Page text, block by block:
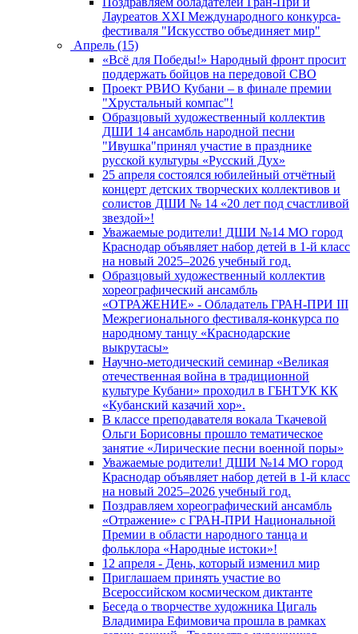
Лауреатов XXI Международного конкурса-
фестиваля "Искусство объединяет мир"
Апрель (15)
«Всё для Победы!» Народный фронт просит
поддержать бойцов на передовой СВО
Проект РВИО Кубани – в финале премии
"Хрустальный компас"!
Образцовый художественный коллектив
ДШИ 14 ансамбль народной песни
"Ивушка"принял участие в празднике
русской культуры «Русский Дух»
25 апреля состоялся юбилейный отчётный
концерт детских творческих коллективов и
солистов ДШИ № 14 «20 лет под счастливой
звездой»!
Уважаемые родители! ДШИ №14 МО город
Краснодар объявляет набор детей в 1-й класс
на новый 2025–2026 учебный год.
Образцовый художественный коллектив
хореографический ансамбль
«ОТРАЖЕНИЕ» - Обладатель ГРАН-ПРИ III
Межрегионального фестиваля-конкурса по
народному танцу «Краснодарские
выкрутасы»
Научно-методический семинар «Великая
отечественная война в традиционной
культуре Кубани» проходил в ГБНТУК КК
«Кубанский казачий хор».
В классе преподавателя вокала Ткачевой
Ольги Борисовны прошло тематическое
занятие «Лирические песни военной поры»
Уважаемые родители! ДШИ №14 МО город
Краснодар объявляет набор детей в 1-й класс
на новый 2025–2026 учебный год.
Поздравляем хореографический ансамбль
«Отражение» с ГРАН-ПРИ Национальной
Премии в области народного танца и
фольклора «Народные истоки»!
12 апреля - День, который изменил мир
Приглашаем принять участие во
Всероссийском космическом диктанте
Беседа о творчестве художника Цигаль
Владимира Ефимовича прошла в рамках